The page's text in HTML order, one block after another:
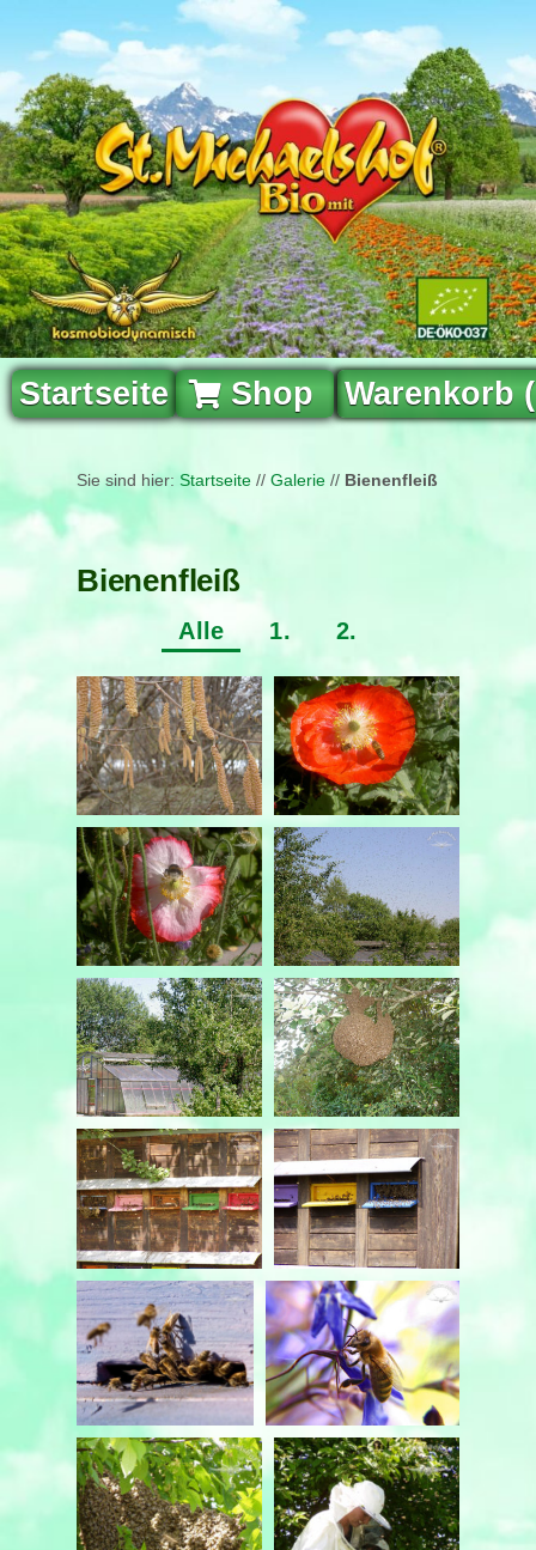
Startseite Shop Warenkorb
Sie sind hier: Startseite // Galerie // Bienenfleiß
Bienenfleiß
Alle 1. 2.